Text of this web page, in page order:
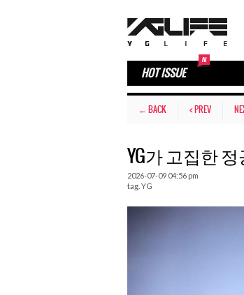
HOT ISSUE
← BACK < PREV
YG가 고집한
2026-07-09 04:56 pm
tag. YG